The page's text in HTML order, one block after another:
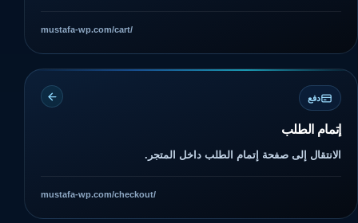
mustafa-wp.com/cart/
دفع
إتمام الطلب
الانتقال إلى صفحة إتمام الطلب داخل المتجر.
mustafa-wp.com/checkout/